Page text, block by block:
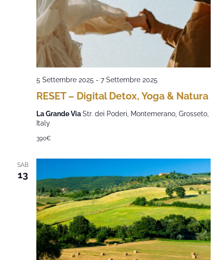
RESET – Digital Detox, Yoga & Natura
5 Settembre 2025 - 7 Settembre 2025
La Grande ViaStr. dei Poderi, Montemerano, Grosseto,
Italy
390€
SAB
13